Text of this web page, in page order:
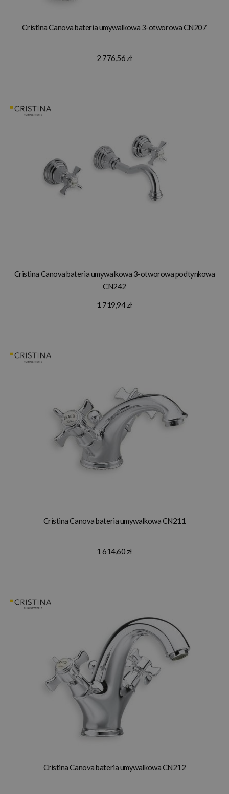
Cristina Canova bateria umywalkowa 3-otworowa CN207
2 776,56 zł
Cristina Canova bateria umywalkowa 3-otworowa podtynkowa
CN242
1 719,94 zł
Cristina Canova bateria umywalkowa CN211
1 614,60 zł
Cristina Canova bateria umywalkowa CN212